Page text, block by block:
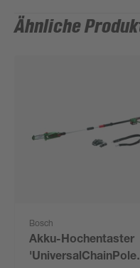
Ähnliche
Bosch
Akku-Hochentaster
'UniversalChainPole